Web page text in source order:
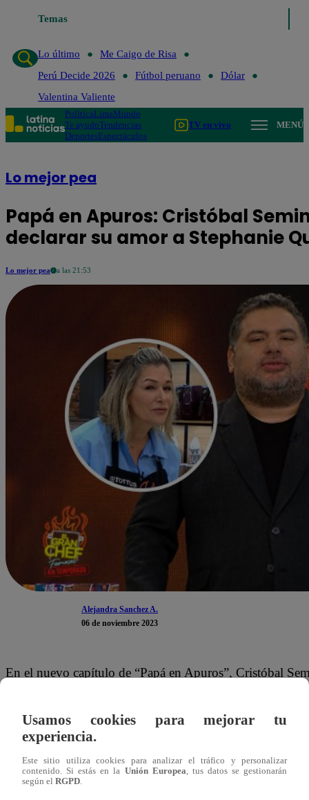
Temas
Lo último
Me Caigo de Risa
Perú Decide 2026
Fútbol peruano
Dólar
Valentina Valiente
PolíticaLimaMundo
Te ayudoTendencias
DeportesEspectáculos
TV en vivo MENÚ
Lo mejor pea
Papá en Apuros: Cristóbal
declarar su amor a Stephanie
Lo mejor pea a las 21:53
Alejandra Sanchez A.
06 de noviembre 2023
En el nuevo capítulo de “Papá en Apuros”, Cristóbal
cometa una locura con tal de declararle su amor.
Cristóbal agarró el megáfono de su instructor Jorge
los cuatro vientos. “Hola, atención por favor, quiero
es la chica más hermosa de todo Lima”, dijo.
Usamos cookies para mejorar tu
experiencia.
Este sitio utiliza cookies para analizar el tráfico y personalizar
contenido. Si estás en la Unión Europea, tus datos se gestionarán
según el RGPD.